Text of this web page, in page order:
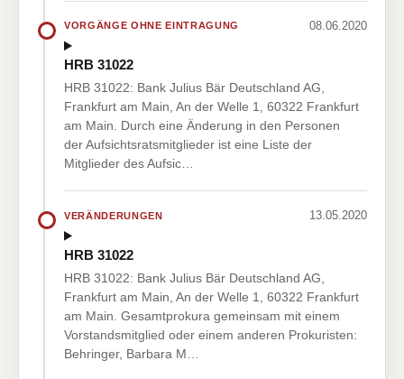
VORGÄNGE OHNE EINTRAGUNG 08.06.2020
HRB 31022
HRB 31022: Bank Julius Bär Deutschland AG,
Frankfurt am Main, An der Welle 1, 60322 Frankfurt
am Main. Durch eine Änderung in den Personen
der Aufsichtsratsmitglieder ist eine Liste der
Mitglieder des Aufsic…
VERÄNDERUNGEN 13.05.2020
HRB 31022
HRB 31022: Bank Julius Bär Deutschland AG,
Frankfurt am Main, An der Welle 1, 60322 Frankfurt
am Main. Gesamtprokura gemeinsam mit einem
Vorstandsmitglied oder einem anderen Prokuristen:
Behringer, Barbara M…